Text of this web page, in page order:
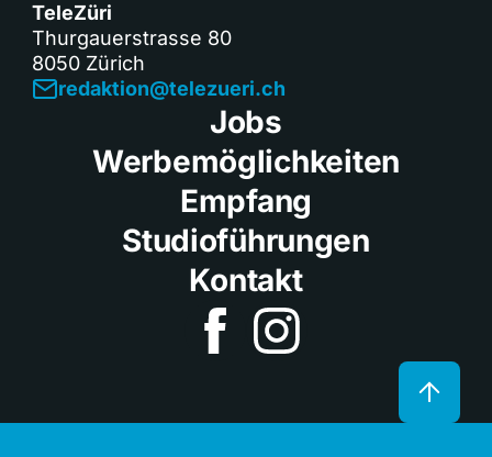
TeleZüri
Thurgauerstrasse 80
8050 Zürich
redaktion@telezueri.ch
Jobs
Werbemöglichkeiten
Empfang
Studioführungen
Kontakt